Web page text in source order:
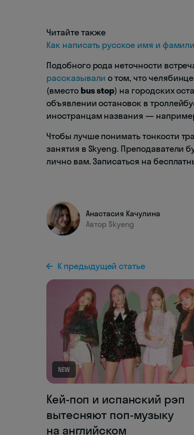
Читайте также
Как написать русское имя и
Подобного рода неточности
рассказывали о том, что
(вместо bus stop) на городских
объявлении остановок в
иностранцам названия —
Чтобы лучше понимать тонкости
занятия в Skyeng. Преподаватели
лично вам. Записаться на
Анастасия Качулина
Автор Skyeng
К предыдущей статье
NEW
Kей-поп и испанский рэп
вытесняют поп-музыку
на английском